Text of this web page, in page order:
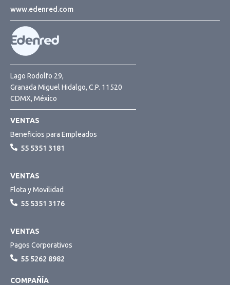
www.edenred.com
Lago Rodolfo 29,
Granada Miguel Hidalgo, C.P. 11520
CDMX, México
VENTAS
Beneficios para Empleados
55 5351 3181
VENTAS
Flota y Movilidad
55 5351 3176
VENTAS
Pagos Corporativos
55 5262 8982
COMPAÑÍA